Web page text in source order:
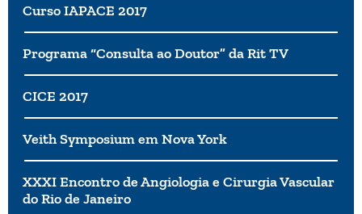
Curso IAPACE 2017
Programa “Consulta ao Doutor” da Rit TV
CICE 2017
Veith Symposium em Nova York
XXXI Encontro de Angiologia e Cirurgia Vascular
do Rio de Janeiro